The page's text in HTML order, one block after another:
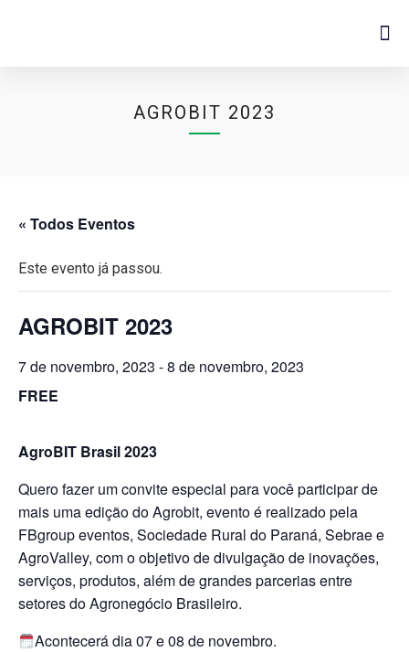
AGROBIT 2023
« Todos Eventos
Este evento já passou.
AGROBIT 2023
7 de novembro, 2023 -8 de novembro, 2023
FREE
AgroBIT Brasil 2023
Quero fazer um convite especial para você participar de
mais uma edição do Agrobit, evento é realizado pela
FBgroup eventos, Sociedade Rural do Paraná, Sebrae e
AgroValley, com o objetivo de divulgação de inovações,
serviços, produtos, além de grandes parcerias entre
setores do Agronegócio Brasileiro.
Acontecerá dia 07 e 08 de novembro.